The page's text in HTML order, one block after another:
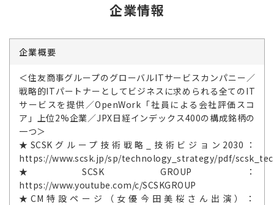
企業情報
企業概要
＜住友商事グループのグローバルITサービスカンパニー／
戦略的ITパートナーとしてビジネスに求められる全てのIT
サービスを提供／OpenWork「社員による会社評価スコ
ア」上位2%企業／JPX日経インデックス400の構成銘柄の
一つ＞
★SCSKグループ技術戦略_技術ビジョン2030：
https://www.scsk.jp/sp/technology_strategy/pdf/
★SCSK GROUP：
https://www.youtube.com/c/SCSKGROUP
★CM特設ページ（女優今田美桜さん出演）：